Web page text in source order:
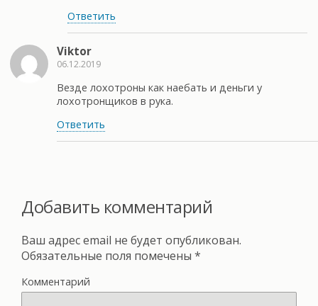
Ответить
Viktor
06.12.2019
Везде лохотроны как наебать и деньги у
лохотронщиков в рука.
Ответить
Добавить комментарий
Ваш адрес email не будет опубликован.
Обязательные поля помечены *
Комментарий